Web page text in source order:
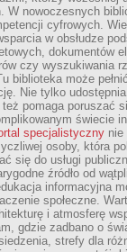
W nowoczesnych
cyfrowych.
w obsłudze
dokumentów
czy wyszukiwania
biblioteka może
Nie tylko
pomaga poruszać
świecie
specjalistyczny nie
osoby, która
się do usługi
źródło od
informacyjna
społeczne.
i atmosferę
gdzie zadbano o
strefy dla